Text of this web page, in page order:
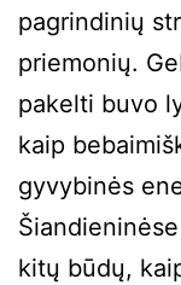
pagrindinių
priemonių.
pakelti buvo
kaip
gyvybinės
kitų būdų,